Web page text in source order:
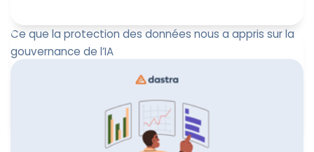
Ce que la protection des données nous a appris sur la
gouvernance de l’IA
À l’occasion du DPO Forum Lilles 2025, Paul-Emmanuel
Bidault, co-fondateur et CEO de Dastra, a présenté une
Paul-Emmanuel Bidault